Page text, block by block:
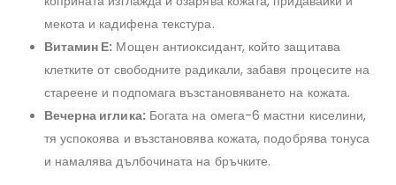
мекота и кадифена текстура.
Витамин Е: Мощен антиоксидант, който защитава
клетките от свободните радикали, забавя процесите на
стареене и подпомага възстановяването на кожата.
Вечерна иглика:Богата на омега-6 мастни киселини,
тя успокоява и възстановява кожата, подобрява тонуса
и намалява дълбочината на бръчките.